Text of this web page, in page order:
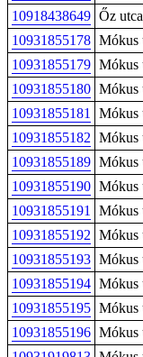
10918438649 Őz utca
10931855178 Mókus
10931855179 Mókus
10931855180 Mókus
10931855181
Mókus
10931855182 Mókus
10931855189 Mókus
10931855190 Mókus
10931855191
Mókus
10931855192 Mókus
10931855193 Mókus
10931855194 Mókus
10931855195 Mókus
10931855196 Mókus